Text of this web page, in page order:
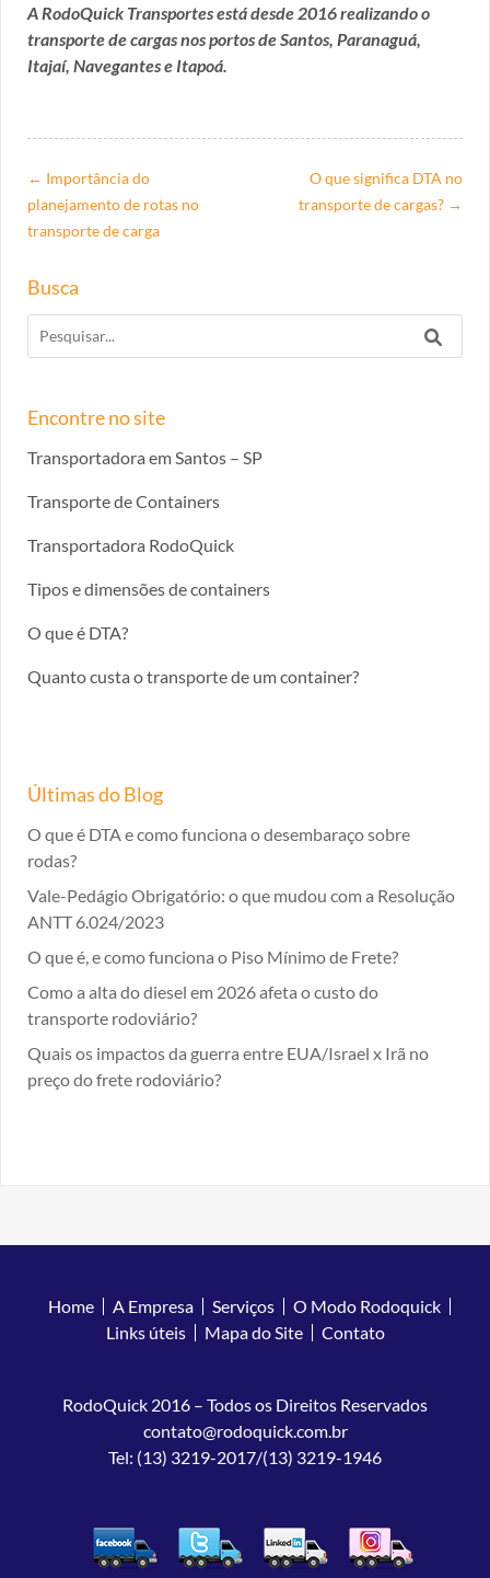
A RodoQuick Transportes está desde 2016 realizando o
transporte de cargas nos portos de Santos, Paranaguá,
Itajaí, Navegantes e Itapoá.
← Importância do
planejamento de rotas no
transporte de carga
O que significa DTA no
transporte de cargas?→
Busca
Encontre no site
Transportadora em Santos – SP
Transporte de Containers
Transportadora RodoQuick
Tipos e dimensões de containers
O que é DTA?
Quanto custa o transporte de um container?
Últimas do Blog
O que é DTA e como funciona o desembaraço sobre
rodas?
Vale-Pedágio Obrigatório: o que mudou com a Resolução
ANTT 6.024/2023
O que é, e como funciona o Piso Mínimo de Frete?
Como a alta do diesel em 2026 afeta o custo do
transporte rodoviário?
Quais os impactos da guerra entre EUA/Israel x Irã no
preço do frete rodoviário?
Home A Empresa Serviços
O Modo Rodoquick
Links úteis
Mapa do Site Contato
RodoQuick 2016 – Todos os Direitos Reservados
contato@rodoquick.com.br
Tel: (13) 3219-2017/(13) 3219-1946